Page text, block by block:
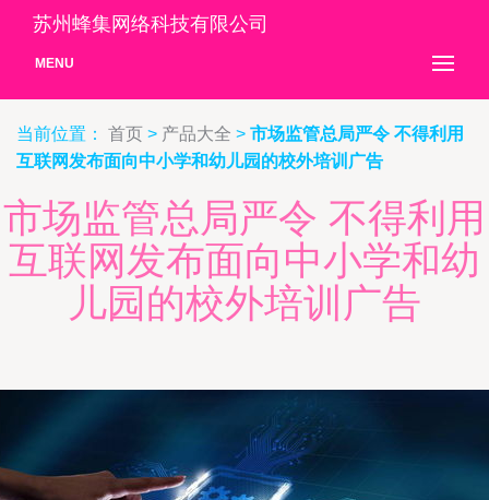
苏州蜂集网络科技有限公司
MENU
当前位置： 首页 > 产品大全 > 市场监管总局严令 不得利用
互联网发布面向中小学和幼儿园的校外培训广告
市场监管总局严令 不得利用
互联网发布面向中小学和幼
儿园的校外培训广告